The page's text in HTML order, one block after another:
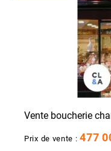
Vente boucherie
Prix de vente :477